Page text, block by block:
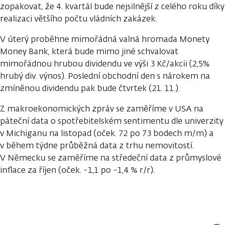
zopakovat, že 4. kvartál bude nejsilnější z celého roku díky
realizaci většího počtu vládních zakázek.
V úterý proběhne mimořádná valná hromada Monety
Money Bank, která bude mimo jiné schvalovat
mimořádnou hrubou dividendu ve výši 3 Kč/akcii (2,5%
hrubý div. výnos). Poslední obchodní den s nárokem na
zmíněnou dividendu pak bude čtvrtek (21. 11.).
Z makroekonomických zpráv se zaměříme v USA na
páteční data o spotřebitelském sentimentu dle univerzity
v Michiganu na listopad (oček. 72 po 73 bodech m/m) a
v během týdne průběžná data z trhu nemovitostí.
V Německu se zaměříme na středeční data z průmyslové
inflace za říjen (oček. -1,1 po -1,4 % r/r).